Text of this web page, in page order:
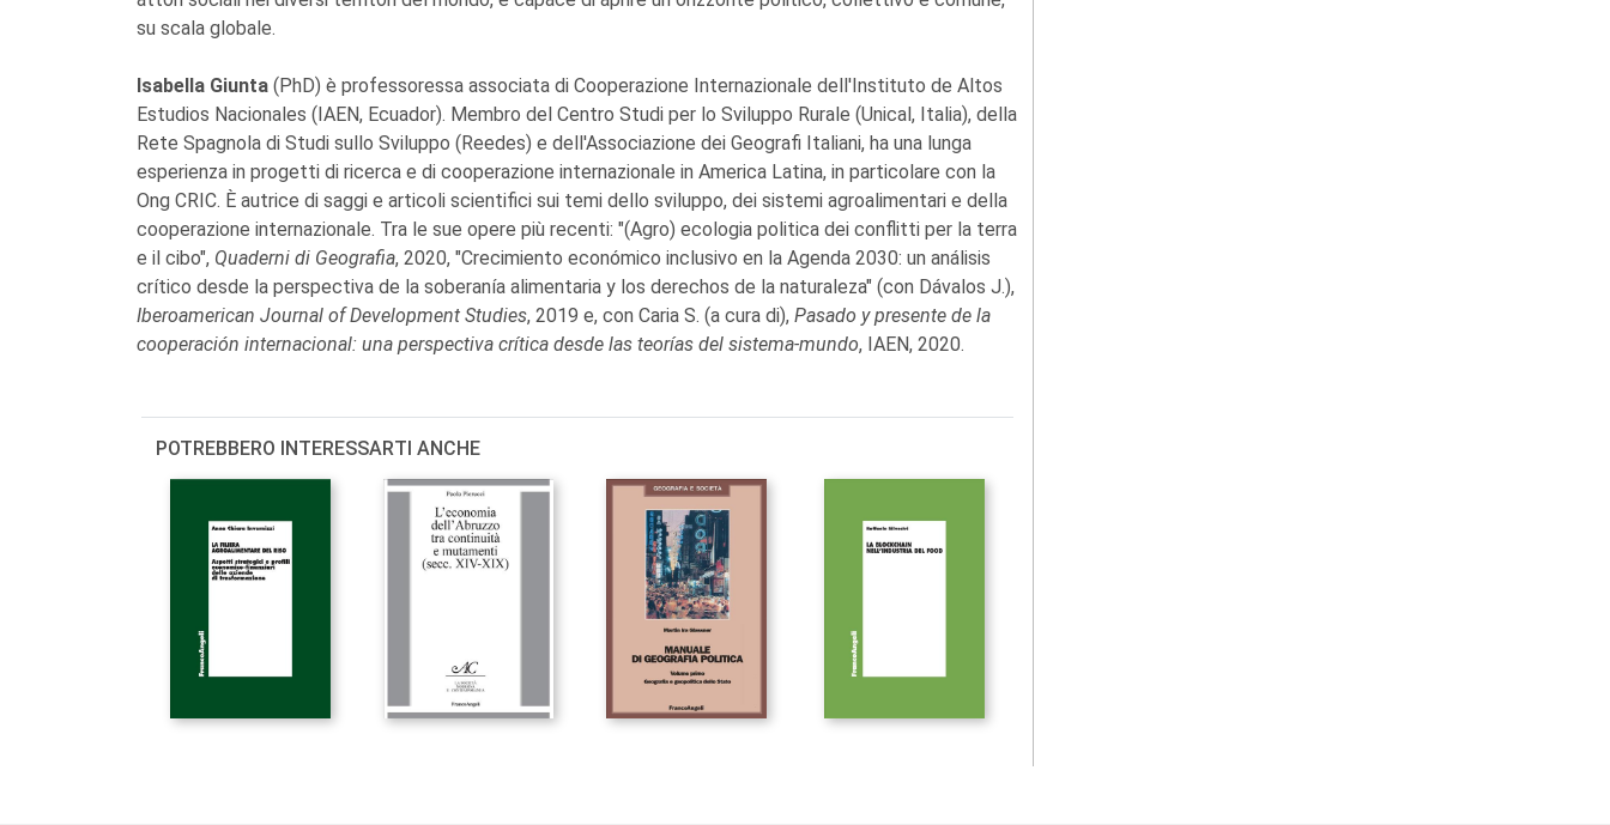
su scala globale.
Isabella Giunta (PhD) è professoressa associata di Cooperazione Internazionale dell'Instituto de Altos
Estudios Nacionales (IAEN, Ecuador). Membro del Centro Studi per lo Sviluppo Rurale (Unical, Italia), della
Rete Spagnola di Studi sullo Sviluppo (Reedes) e dell'Associazione dei Geografi Italiani, ha una lunga
esperienza in progetti di ricerca e di cooperazione internazionale in America Latina, in particolare con la
Ong CRIC. È autrice di saggi e articoli scientifici sui temi dello sviluppo, dei sistemi agroalimentari e della
cooperazione internazionale. Tra le sue opere più recenti: "(Agro) ecologia politica dei conflitti per la terra
e il cibo", Quaderni di Geografia, 2020, "Crecimiento económico inclusivo en la Agenda 2030: un análisis
crítico desde la perspectiva de la soberanía alimentaria y los derechos de la naturaleza" (con Dávalos J.),
Iberoamerican Journal of Development Studies, 2019 e, con Caria S. (a cura di), Pasado y presente de la
cooperación internacional: una perspectiva crítica desde las teorías del sistema-mundo, IAEN, 2020.
POTREBBERO INTERESSARTI ANCHE